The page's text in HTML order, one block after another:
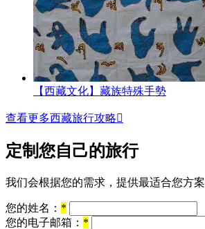
【西藏文化】藏族特殊手勢
查看更多西藏旅行攻略
定制您自己的旅行
我们会根据您的需求，提供最适合您方案
您的姓名： *
您的电子邮箱： *